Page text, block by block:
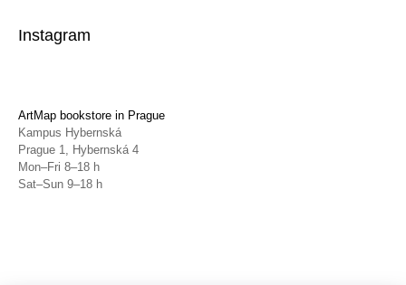
Instagram
ArtMap bookstore in Prague
Kampus Hybernská
Prague 1, Hybernská 4
Mon–Fri 8–18 h
Sat–Sun 9–18 h